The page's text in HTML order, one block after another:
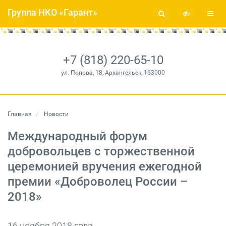
+7 (818) 220-65-10
ул. Попова, 18, Архангельск, 163000
Группа НКО «Гарант»
Главная Новости
Международный форум
добровольцев с торжественной
церемонией вручения ежегодной
премии «Доброволец России –
2018»